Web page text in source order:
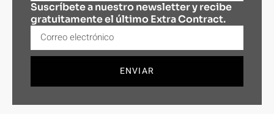
Suscríbete a nuestro newsletter y recibe
gratuitamente el último Extra Contract.
ENVIAR